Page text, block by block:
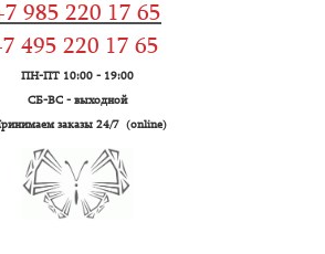
985 220 17 65
495 220 17 65
ПН-ПТ 10:00 - 19:00
СБ-ВС - выходной
заказы 24/7 (online)